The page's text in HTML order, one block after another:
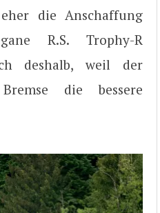
die Anschaffung
R.S. Trophy-R
deshalb, weil der
die bessere